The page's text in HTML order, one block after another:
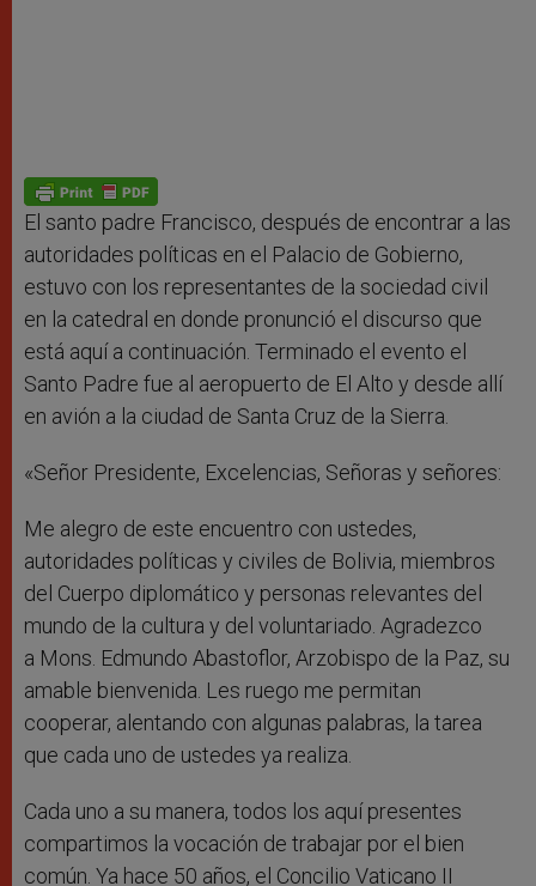
El santo padre Francisco, después de encontrar a las
autoridades políticas en el Palacio de Gobierno,
estuvo con los representantes de la sociedad civil
en la catedral en donde pronunció el discurso que
está aquí a continuación. Terminado el evento el
Santo Padre fue al aeropuerto de El Alto y desde allí
en avión a la ciudad de Santa Cruz de la Sierra.
«Señor Presidente, Excelencias, Señoras y señores:
Me alegro de este encuentro con ustedes,
autoridades políticas y civiles de Bolivia, miembros
del Cuerpo diplomático y personas relevantes del
mundo de la cultura y del voluntariado. Agradezco
a Mons. Edmundo Abastoflor, Arzobispo de la Paz, su
amable bienvenida. Les ruego me permitan
cooperar, alentando con algunas palabras, la tarea
que cada uno de ustedes ya realiza.
Cada uno a su manera, todos los aquí presentes
compartimos la vocación de trabajar por el bien
común. Ya hace 50 años, el Concilio Vaticano II